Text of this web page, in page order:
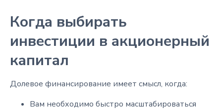
Когда выбирать
инвестиции в акционерный
капитал
Долевое финансирование имеет смысл, когда:
Вам необходимо быстро масштабироваться